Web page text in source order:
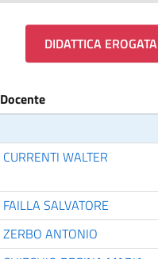
DIDATTICA EROGATA
Docente
CURRENTI WALTER
FAILLA SALVATORE
ZERBO ANTONIO